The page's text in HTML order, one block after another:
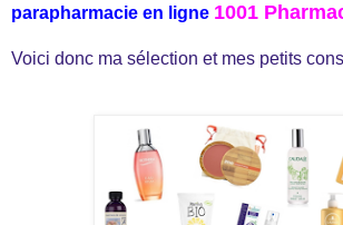
parapharmacie en ligne 1001
Voici donc ma sélection et mes petits